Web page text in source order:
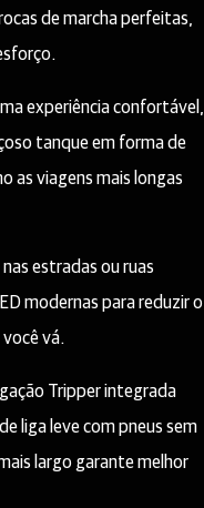
de marcha perfeitas,
experiência confortável,
tanque em forma de
as viagens mais longas
estradas ou ruas
modernas para reduzir o
vá.
Tripper integrada
liga leve com pneus sem
largo garante melhor